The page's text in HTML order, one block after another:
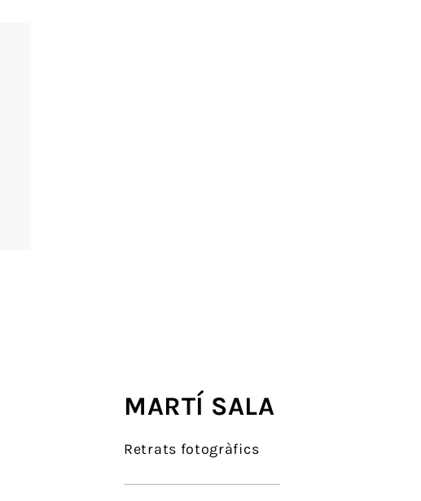
MARTÍ SALA
Retrats fotogràfics